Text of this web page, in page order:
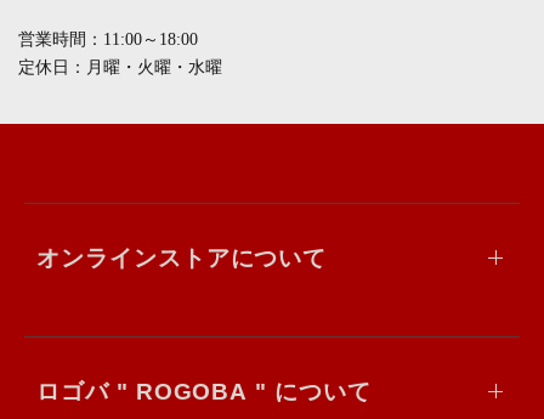
営業時間：11:00～18:00
定休日：月曜・火曜・水曜
オンラインストアについて
ロゴバ " ROGOBA " について